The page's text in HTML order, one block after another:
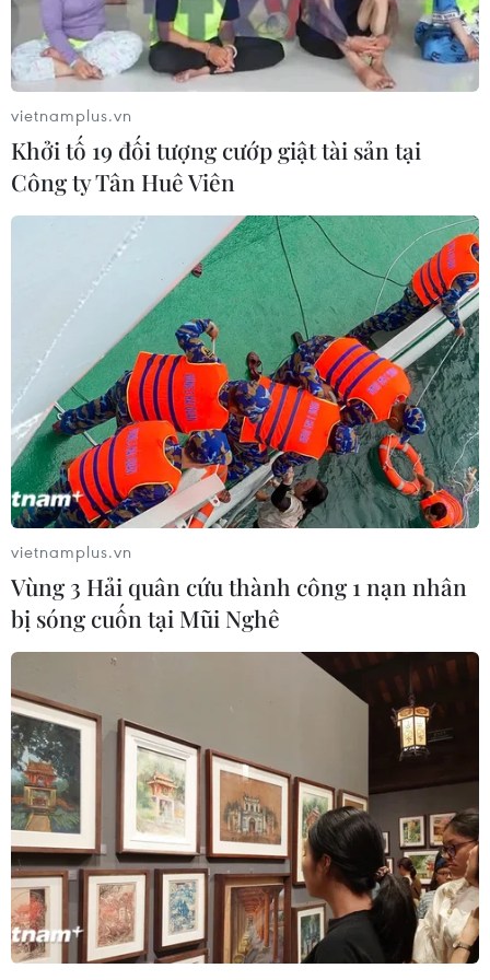
Nhật Bản kêu gọi xây dựng lại lòng tin
trong hệ thống thương mại tự do
23/01/2019 12:35
Giữa lúc cuộc chiến thương mại Mỹ-Trung vẫn đang
căng thẳng, Thủ tướng Nhật Bản đã nhấn mạnh tầm
quan trọng của một hệ thống, ở đó cho phép dữ liệu số
phi cá nhân được giao dịch tự do xuyên biên giới.
Nhật Bản, Mỹ bất đồng về cắt giảm thuế
đối với ôtô và nông sản
22/05/2019 06:01
vietnamplus.vn
Khởi tố 19 đối tượng cướp giật tài sản tại
Công ty Tân Huê Viên
vietnamplus.vn
Vùng 3 Hải quân cứu thành công 1 nạn nhân
bị sóng cuốn tại Mũi Nghê